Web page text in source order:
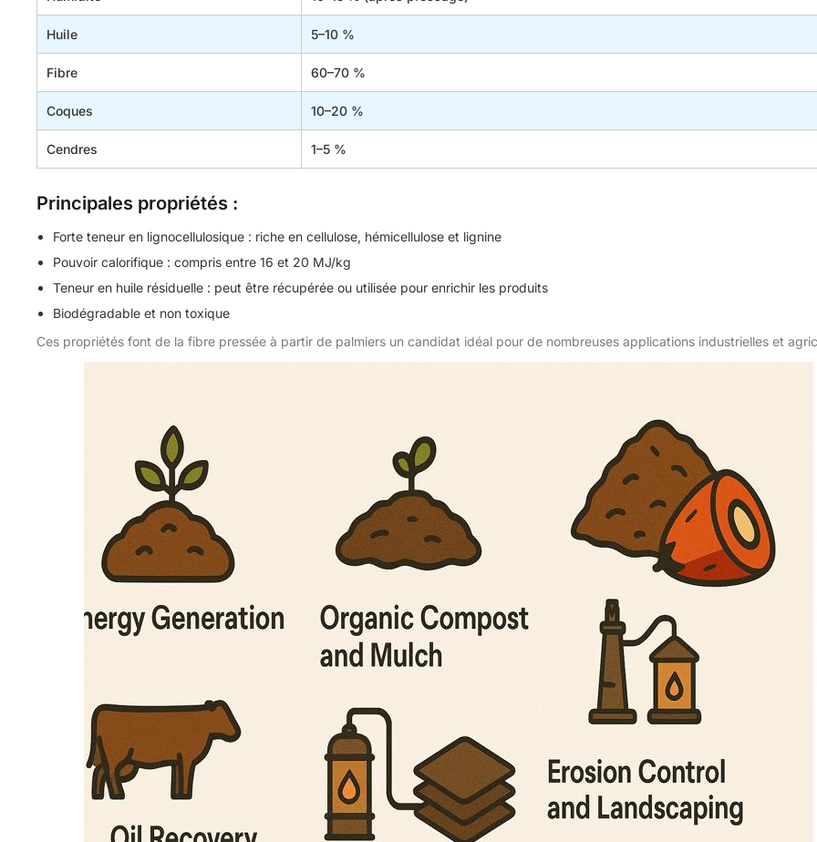
Huile 5–10 %
Fibre 60–70 %
Coques 10–20 %
Cendres 1–5 %
Principales propriétés :
Forte teneur en lignocellulosique : riche en cellulose, hémicellulose et lignine
Pouvoir calorifique : compris entre 16 et 20 MJ/kg
Teneur en huile résiduelle : peut être récupérée ou utilisée pour enrichir les produits
Biodégradable et non toxique
Ces propriétés font de la fibre pressée à partir de palmiers un candidat idéal pour de nombreuses applications industrielles et